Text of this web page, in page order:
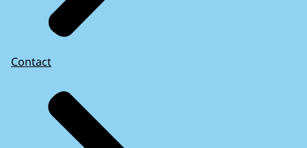
Contact